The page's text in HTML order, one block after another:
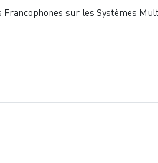
sur les Systèmes